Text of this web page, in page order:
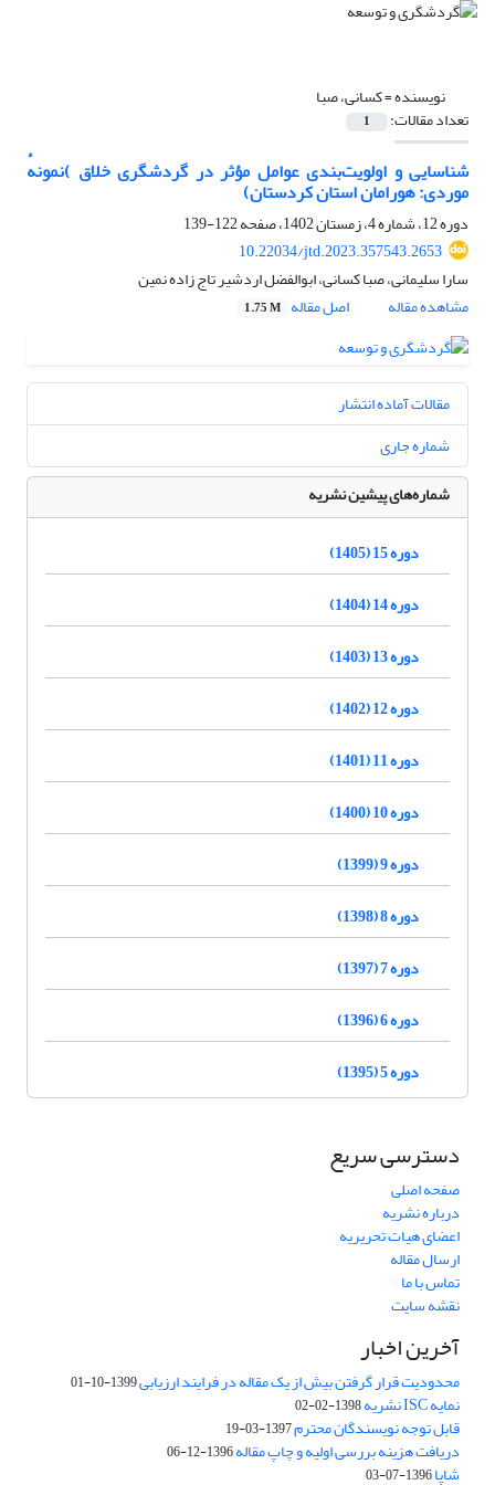
نویسنده =کسانی، صبا
تعداد مقالات: 1
شناسایی و اولویت‌بندی عوامل مؤثر در گردشگری خلاق )نمونهٔ
موردی: هورامان استان کردستان)
دوره 12، شماره 4، زمستان 1402، صفحه
122-139
10.22034/jtd.2023.357543.2653
سارا سلیمانی، صبا کسانی، ابوالفضل اردشیر تاج زاده نمین
مشاهده مقاله
اصل مقاله 1.75 M
مقالات آماده انتشار
شماره جاری
شماره‌های پیشین نشریه
دوره 15 (1405)
دوره 14 (1404)
دوره 13 (1403)
دوره 12 (1402)
دوره 11 (1401)
دوره 10 (1400)
دوره 9 (1399)
دوره 8 (1398)
دوره 7 (1397)
دوره 6 (1396)
دوره 5 (1395)
دسترسی سریع
صفحه اصلی
درباره نشریه
اعضای هیات تحریریه
ارسال مقاله
تماس با ما
نقشه سایت
آخرین اخبار
محدودیت قرار گرفتن بیش از یک مقاله در فرایند ارزیابی1399-10-01
نمایه ISC نشریه 1398-02-02
قابل توجه نویسندگان محترم1397-03-19
دریافت هزینه بررسی اولیه و چاپ مقاله1396-12-06
شاپا1396-07-03